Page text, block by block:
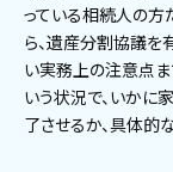
っている相続人の方
ら、遺産分割協議を
い実務上の注意点ま
いう状況で、いかに
了させるか、具体的